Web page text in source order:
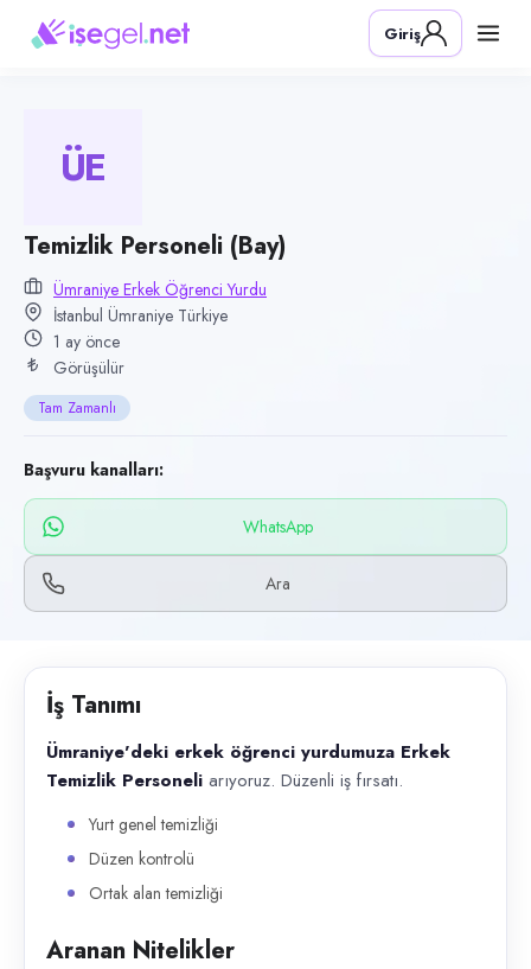
Pozisyon
Temizlik Personeli (Bay)
Kategori
Konum
Ümraniye, İstanbul
Çalışma şekli
Tam Zamanlı · Ofis
Yayın tarihi
24 Haziran 2026
Son geçerlilik
22 Eylül 2026
Başvuru kanalları
WhatsApp, Telefon
Ümraniye'deki erkek öğrenci yurdumuza Erkek Temizlik Personeli
Giriş
ÜE
Temizlik Personeli (Bay)
Ümraniye Erkek Öğrenci Yurdu
İstanbul Ümraniye Türkiye
1 ay önce
Görüşülür
Tam Zamanlı
Başvuru kanalları:
WhatsApp
Ara
İş Tanımı
Ümraniye'deki erkek öğrenci yurdumuza Erkek
Temizlik Personeli arıyoruz. Düzenli iş fırsatı.
Yurt genel temizliği
Düzen kontrolü
Ortak alan temizliği
Aranan Nitelikler